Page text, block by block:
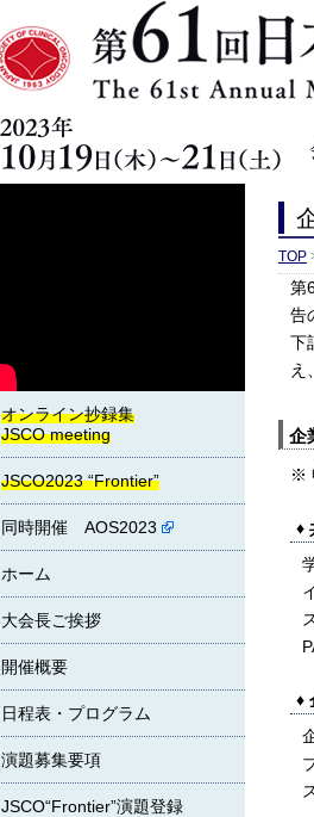
TOP
第
告
下
え
企
※
JSCO2023 “Frontier”
同時開催 AOS2023
ホーム
大会長ご挨拶
開催概要
日程表・プログラム
演題募集要項
JSCO“Frontier”演題登録